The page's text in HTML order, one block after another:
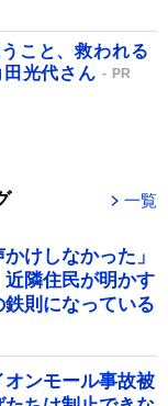
こと、救われる
光代さん
PR
一覧
けしなかった」
隣住民が明かす
鉄則になっている
ンモール事故被